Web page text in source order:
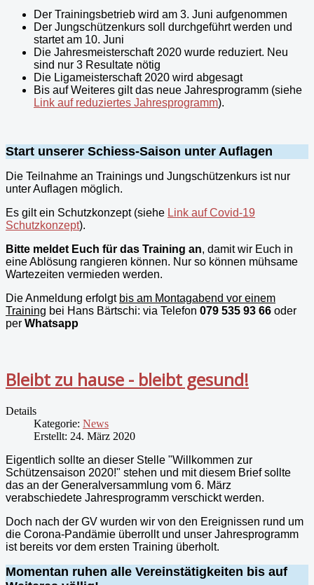
Der Trainingsbetrieb wird am 3. Juni aufgenommen
Der Jungschützenkurs soll durchgeführt werden und
startet am 10. Juni
Die Jahresmeisterschaft 2020 wurde reduziert. Neu
sind nur 3 Resultate nötig
Die Ligameisterschaft 2020 wird abgesagt
Bis auf Weiteres gilt das neue Jahresprogramm (siehe
Link auf reduziertes Jahresprogramm).
Start unserer Schiess-Saison unter Auflagen
Die Teilnahme an Trainings und Jungschützenkurs ist nur
unter Auflagen möglich.
Es gilt ein Schutzkonzept (siehe Link auf Covid-19
Schutzkonzept).
Bitte meldet Euch für das Training an, damit wir Euch in
eine Ablösung rangieren können. Nur so können mühsame
Wartezeiten vermieden werden.
Die Anmeldung erfolgt bis am Montagabend vor einem
Training bei Hans Bärtschi: via Telefon 079 535 93 66 oder
per Whatsapp
Bleibt zu hause - bleibt gesund!
Details
Kategorie: News
Erstellt: 24. März 2020
Eigentlich sollte an dieser Stelle "Willkommen zur
Schützensaison 2020!" stehen und mit diesem Brief sollte
das an der Generalversammlung vom 6. März
verabschiedete Jahresprogramm verschickt werden.
Doch nach der GV wurden wir von den Ereignissen rund um
die Corona-Pandämie überrollt und unser Jahresprogramm
istbereits vor dem ersten Training überholt.
Momentan ruhen alle Vereinstätigkeiten bis auf